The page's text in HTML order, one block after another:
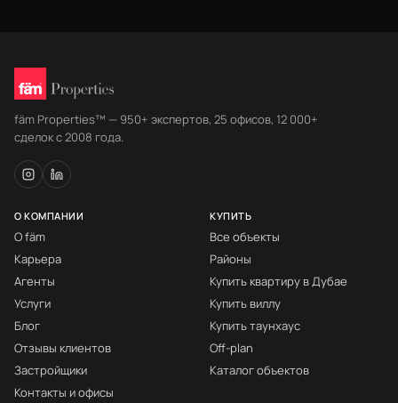
fäm Properties™ — 950+ экспертов, 25 офисов, 12 000+
сделок с 2008 года.
О КОМПАНИИ
О fäm
Карьера
Агенты
Услуги
Блог
Отзывы клиентов
Застройщики
Контакты и офисы
КУПИТЬ
Все объекты
Районы
Купить квартиру в Дубае
Купить виллу
Купить таунхаус
Off-plan
Каталог объектов